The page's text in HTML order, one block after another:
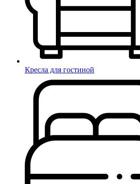
Кресла для гостиной